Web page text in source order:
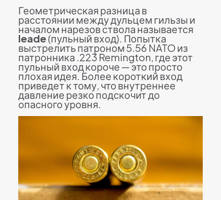
Геометрическая разница в
расстоянии между дульцем гильзы и
началом нарезов ствола называется
leade (пульный вход). Попытка
выстрелить патроном 5.56 NATO из
патронника .223 Remington, где этот
пульный вход короче — это просто
плохая идея. Более короткий вход
приведет к тому, что внутреннее
давление резко подскочит до
опасного уровня.